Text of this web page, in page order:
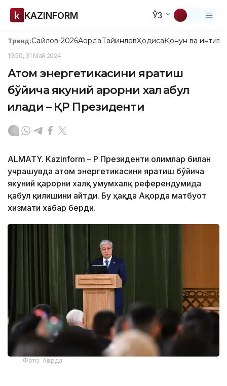
KAZINFORM ЎЗ
Тренд:Сайлов-2026АқордаТайинловҲодисаҚонун ва
19:50, 31 Май 2024
Атом энергетикасини яратиш
бўйича якуний қарорни халқ қабул
қилади – ҚР Президенти
ALMATY. Kazinform – ҚР Президенти олимлар билан
учрашувда атом энергетикасини яратиш бўйича
якуний қарорни халқ умумхалқ референдумида
қабул қилишини айтди. Бу ҳақда Ақорда матбуот
хизмати хабар берди.
Фото: Ақорда